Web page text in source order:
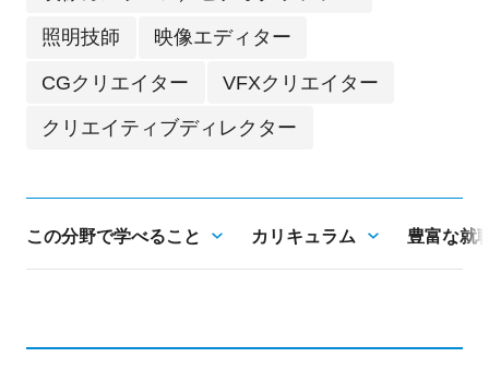
照明技師 映像エディター
CGクリエイター VFXクリエイター
クリエイティブディレクター
この分野で学べること カリキュラム 豊富な就